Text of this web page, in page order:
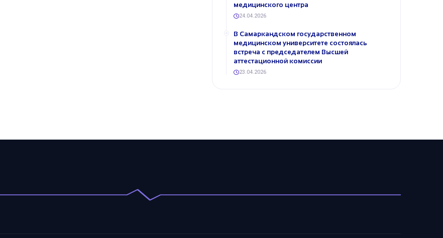
медицинского центра
24.04.2026
В Самаркандском государственном
медицинском университете состоялась
встреча с председателем Высшей
аттестационной комиссии
23.04.2026